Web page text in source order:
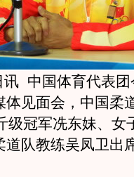
中国体育代表团
见面会，中国柔
级冠军冼东妹、女
道队教练吴凤卫出